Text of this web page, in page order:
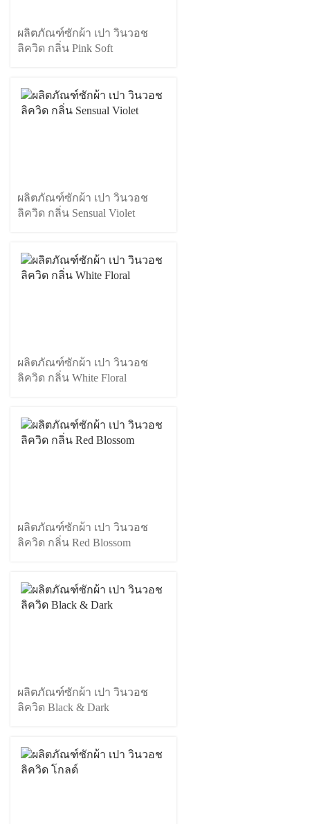
ผลิตภัณฑ์ซักผ้า เปา วินวอช
ลิควิด กลิ่น Pink Soft
ผลิตภัณฑ์ซักผ้า เปา วินวอช
ลิควิด กลิ่น Sensual Violet
ผลิตภัณฑ์ซักผ้า เปา วินวอช
ลิควิด กลิ่น White Floral
ผลิตภัณฑ์ซักผ้า เปา วินวอช
ลิควิด กลิ่น Red Blossom
ผลิตภัณฑ์ซักผ้า เปา วินวอช
ลิควิด Black & Dark